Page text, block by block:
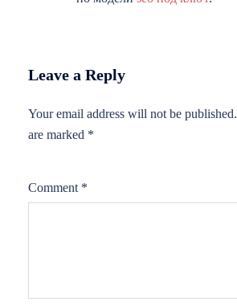
Leave a Reply
Your email address will not be published.
are marked *
Comment *